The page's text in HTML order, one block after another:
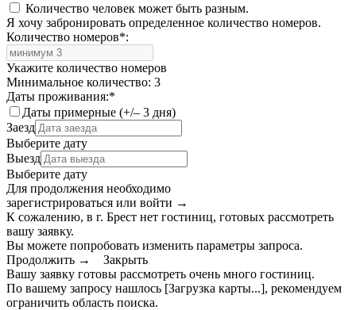
Количество человек может быть разным.
Я хочу забронировать определенное количество номеров.
Количество номеров*:
Укажите количество номеров
Минимальное количество: 3
Даты проживания:*
Даты примерные (+/– 3 дня)
Заезд
Выберите дату
Выезд
Выберите дату
Для продолжения необходимо
зарегистрироваться или войти →
К сожалению, в г. Брест нет гостиниц, готовых рассмотреть
вашу заявку.
Вы можете попробовать изменить параметры запроса.
Продолжить →
Закрыть
Вашу заявку готовы рассмотреть очень много гостиниц.
По вашему запросу нашлось [Загрузка карты...], рекомендуем
ограничить область поиска.